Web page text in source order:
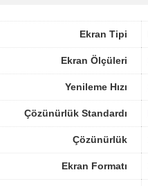
Ekran Tipi
Ekran Ölçüleri
Yenileme Hızı
Çözünürlük Standardı
Çözünürlük
Ekran Formatı